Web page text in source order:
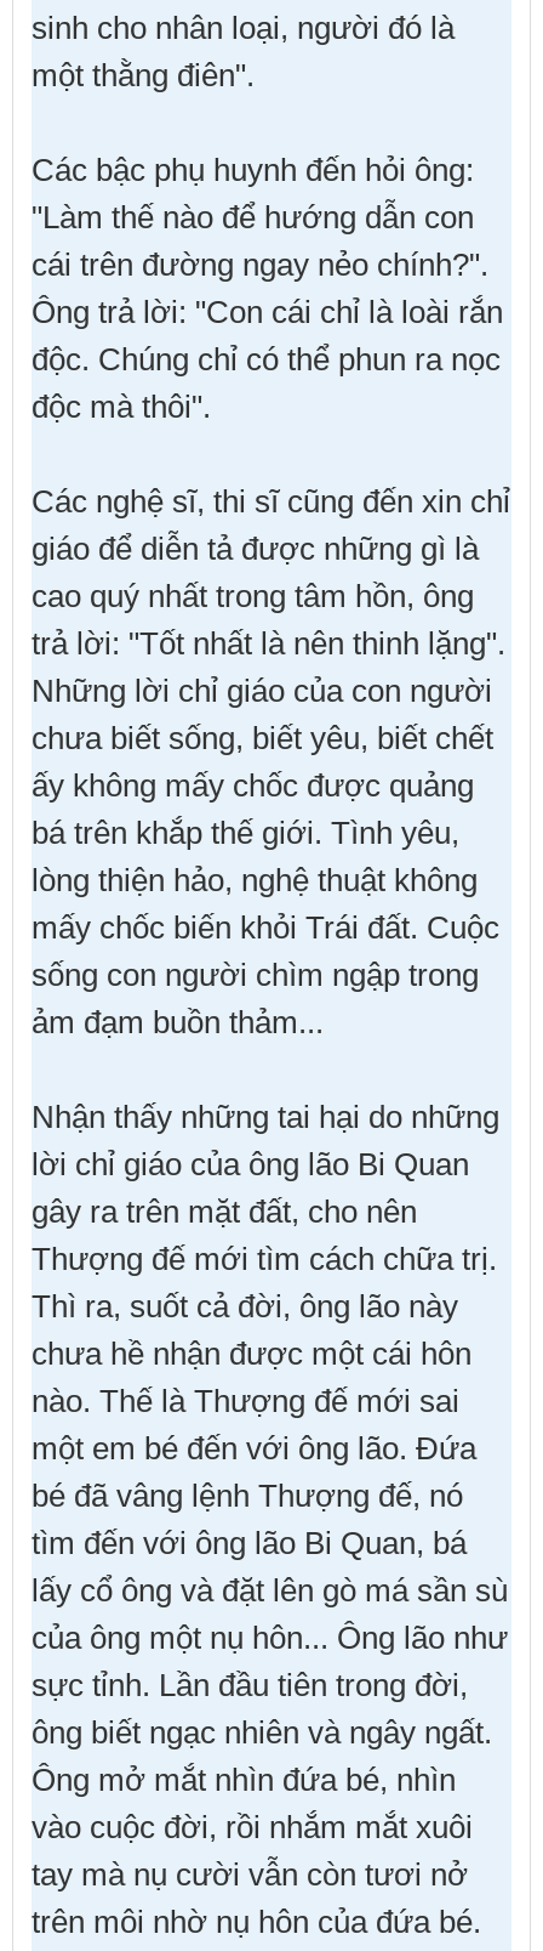
sinh cho nhân loại, người đó là
một thằng điên".
Các bậc phụ huynh đến hỏi ông:
"Làm thế nào để hướng dẫn con
cái trên đường ngay nẻo chính?".
Ông trả lời: "Con cái chỉ là loài rắn
độc. Chúng chỉ có thể phun ra nọc
độc mà thôi".
Các nghệ sĩ, thi sĩ cũng đến xin chỉ
giáo để diễn tả được những gì là
cao quý nhất trong tâm hồn, ông
trả lời: "Tốt nhất là nên thinh lặng".
Những lời chỉ giáo của con người
chưa biết sống, biết yêu, biết chết
ấy không mấy chốc được quảng
bá trên khắp thế giới. Tình yêu,
lòng thiện hảo, nghệ thuật không
mấy chốc biến khỏi Trái đất. Cuộc
sống con người chìm ngập trong
ảm đạm buồn thảm...
Nhận thấy những tai hại do những
lời chỉ giáo của ông lão Bi Quan
gây ra trên mặt đất, cho nên
Thượng đế mới tìm cách chữa trị.
Thì ra, suốt cả đời, ông lão này
chưa hề nhận được một cái hôn
nào. Thế là Thượng đế mới sai
một em bé đến với ông lão. Ðứa
bé đã vâng lệnh Thượng đế, nó
tìm đến với ông lão Bi Quan, bá
lấy cổ ông và đặt lên gò má sần sù
của ông một nụ hôn... Ông lão như
sực tỉnh. Lần đầu tiên trong đời,
ông biết ngạc nhiên và ngây ngất.
Ông mở mắt nhìn đứa bé, nhìn
vào cuộc đời, rồi nhắm mắt xuôi
tay mà nụ cười vẫn còn tươi nở
trên môi nhờ nụ hôn của đứa bé.